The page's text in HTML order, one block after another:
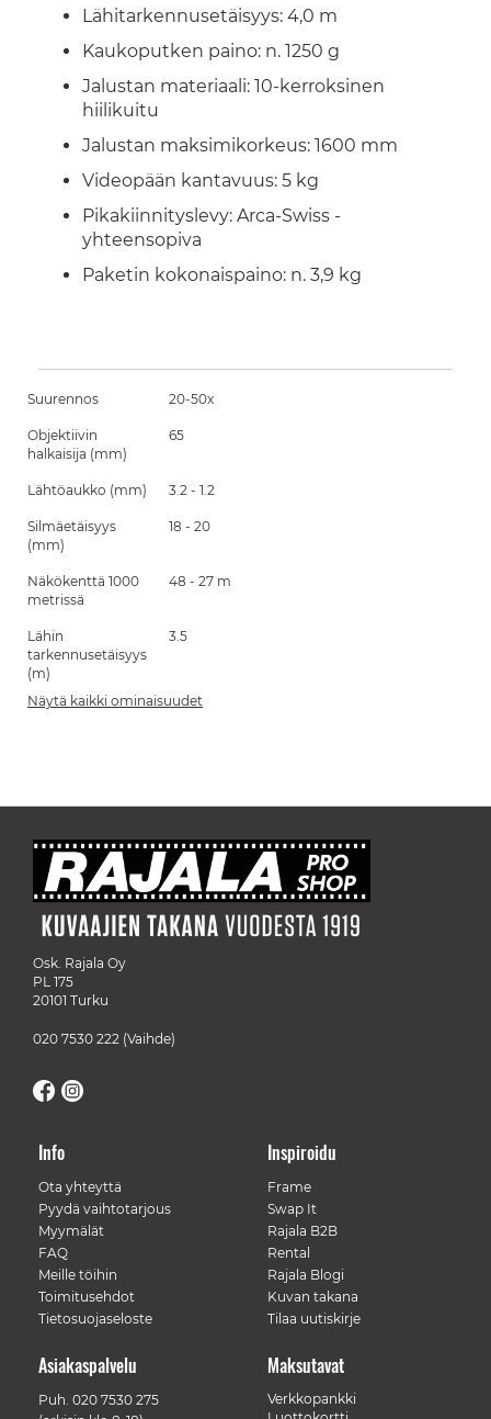
Lähitarkennusetäisyys: 4,0 m
Kaukoputken paino: n. 1250 g
Jalustan materiaali: 10-kerroksinen
hiilikuitu
Jalustan maksimikorkeus: 1600 mm
Videopään kantavuus: 5 kg
Pikakiinnityslevy: Arca-Swiss -
yhteensopiva
Paketin kokonaispaino: n. 3,9 kg
Suurennos 20-50x
Objektiivin
halkaisija (mm)
65
Lähtöaukko (mm) 3.2 - 1.2
Silmäetäisyys
(mm)
18 - 20
Näkökenttä 1000
metrissä
48 - 27 m
Lähin
tarkennusetäisyys
(m)
3.5
Näytä kaikki ominaisuudet
Osk. Rajala Oy
PL 175
20101 Turku
020 7530 222 (Vaihde)
Info
Ota yhteyttä
Pyydä vaihtotarjous
Myymälät
FAQ
Meille töihin
Toimitusehdot
Tietosuojaseloste
Inspiroidu
Frame
Swap It
Rajala B2B
Rental
Rajala Blogi
Kuvan takana
Tilaa uutiskirje
Maksutavat
Verkkopankki
Asiakaspalvelu
Puh. 020 7530 275